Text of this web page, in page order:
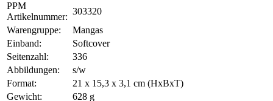
PPM
Artikelnummer:
303320
Warengruppe:
Mangas
Einband:
Softcover
Seitenzahl:
336
Abbildungen:
s/w
Format:
21 x 15,3 x 3,1 cm (HxBxT)
Gewicht:
628 g